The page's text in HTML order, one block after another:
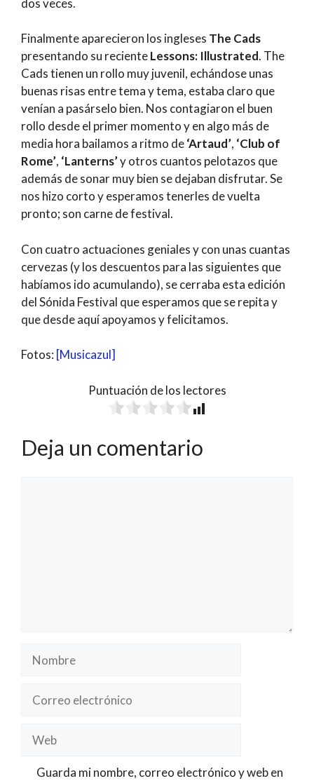
Finalmente aparecieron los ingleses The Cads
presentando su recienteLessons: Illustrated. The
Cads tienen un rollo muy juvenil, echándose unas
buenas risas entre tema y tema, estaba claro que
venían a pasárselo bien. Nos contagiaron el buen
rollo desde el primer momento y en algo más de
media hora bailamos a ritmo de‘Artaud’, ‘Club of
Rome’, ‘Lanterns’y otros cuantos pelotazos que
además de sonar muy bien se dejaban disfrutar. Se
nos hizo corto y esperamos tenerles de vuelta
pronto; son carne de festival.
Con cuatro actuaciones geniales y con unas cuantas
cervezas (y los descuentos para las siguientes que
habíamos ido acumulando), se cerraba esta edición
del Sónida Festival que esperamos que se repita y
que desde aquí apoyamos y felicitamos.
Fotos: [Musicazul]
Puntuación de los lectores
Deja un comentario
electrónico
Guarda mi nombre, correo electrónico y web en